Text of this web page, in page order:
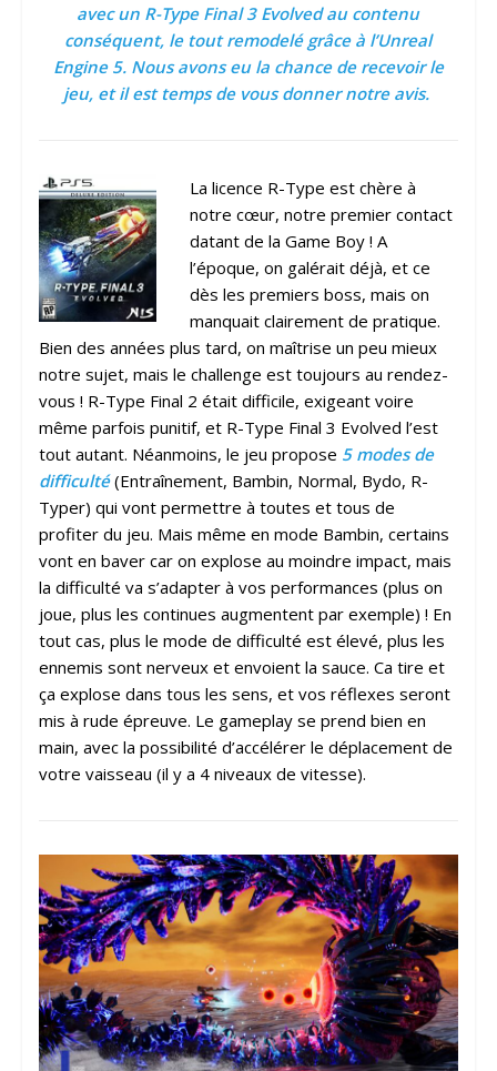
avec un R-Type Final 3 Evolved au contenu
conséquent, le tout remodelé grâce à l’Unreal
Engine 5. Nous avons eu la chance de recevoir le
jeu, et il est temps de vous donner notre avis.
La licence R-Type est chère à
notre cœur, notre premier contact
datant de la Game Boy ! A
l’époque, on galérait déjà, et ce
dès les premiers boss, mais on
manquait clairement de pratique.
Bien des années plus tard, on maîtrise un peu mieux
notre sujet, mais le challenge est toujours au rendez-
vous ! R-Type Final 2 était difficile, exigeant voire
même parfois punitif, et R-Type Final 3 Evolved l’est
tout autant. Néanmoins, le jeu propose 5 modes de
difficulté(Entraînement, Bambin, Normal, Bydo, R-
Typer) qui vont permettre à toutes et tous de
profiter du jeu. Mais même en mode Bambin, certains
vont en baver car on explose au moindre impact, mais
la difficulté va s’adapter à vos performances (plus on
joue, plus les continues augmentent par exemple) ! En
tout cas, plus le mode de difficulté est élevé, plus les
ennemis sont nerveux et envoient la sauce. Ca tire et
ça explose dans tous les sens, et vos réflexes seront
mis à rude épreuve. Le gameplay se prend bien en
main, avec la possibilité d’accélérer le déplacement de
votre vaisseau (il y a 4 niveaux de vitesse).